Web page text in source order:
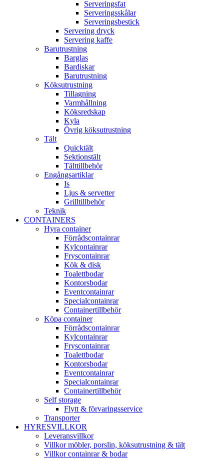
Serveringsfat
Serveringsskålar
Serveringsbestick
Servering dryck
Servering kaffe
Barutrustning
Barglas
Bardiskar
Barutrustning
Köksutrustning
Tillagning
Varmhållning
Köksredskap
Kyla
Övrig köksutrustning
Tält
Quicktält
Sektionstält
Tälttillbehör
Engångsartiklar
Is
Ljus & servetter
Grilltillbehör
Teknik
CONTAINERS
Hyra container
Förrådscontainrar
Kylcontainrar
Fryscontainrar
Kök & disk
Toalettbodar
Kontorsbodar
Eventcontainrar
Specialcontainrar
Containertillbehör
Köpa container
Förrådscontainrar
Kylcontainrar
Fryscontainrar
Toalettbodar
Kontorsbodar
Eventcontainrar
Specialcontainrar
Containertillbehör
Self storage
Flytt & förvaringsservice
Transporter
HYRESVILLKOR
Leveransvillkor
Villkor möbler, porslin, köksutrustning & tält
Villkor containrar & bodar